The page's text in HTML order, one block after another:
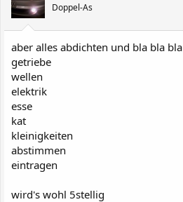
Doppel-As
aber alles abdichten und bla bla bla
getriebe
wellen
elektrik
esse
kat
kleinigkeiten
abstimmen
eintragen
wird's wohl 5stellig